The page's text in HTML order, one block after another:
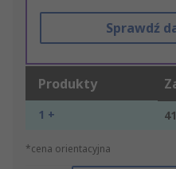
Sprawdź
Produkty
1 +
*cena orientacyjna